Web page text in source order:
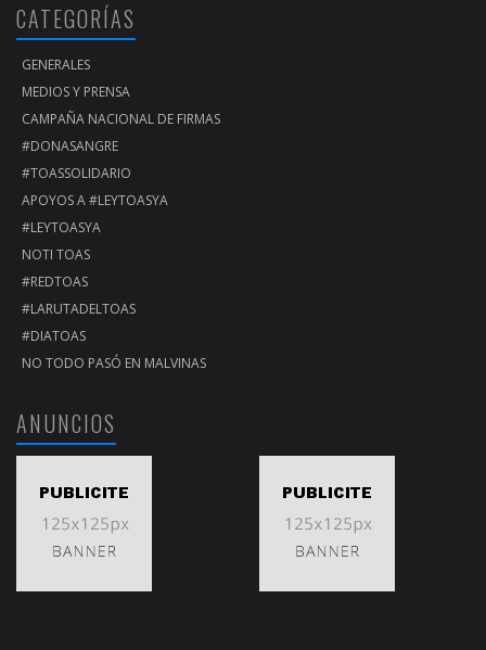
CATEGORÍAS
GENERALES
MEDIOS Y PRENSA
CAMPAÑA NACIONAL DE FIRMAS
#DONASANGRE
#TOASSOLIDARIO
APOYOS A #LEYTOASYA
#LEYTOASYA
NOTI TOAS
#REDTOAS
#LARUTADELTOAS
#DIATOAS
NO TODO PASÓ EN MALVINAS
ANUNCIOS